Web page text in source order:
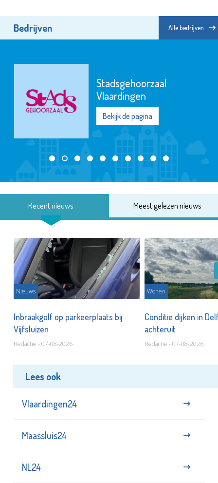
Bedrijven Alle bedrijven
Stadsgehoorzaal
Vlaardingen
Bekijk de pagina
Recent nieuws Meest gelezen nieuws
Nieuws
Inbraakgolf op parkeerplaats bij
Vijfsluizen
Redactie - 07-08-2026
Wonen
Conditie dijken in
achteruit
Redactie - 07-08-2026
Lees ook
Vlaardingen24
Maassluis24
NL24